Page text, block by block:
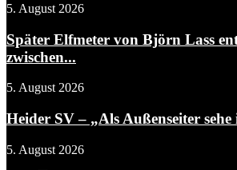
5. August 2026
Später Elfmeter von Björn Lass
zwischen...
5. August 2026
Heider SV – „Als Außenseiter sehe
5. August 2026